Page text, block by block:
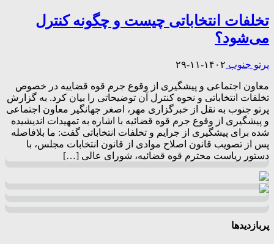
تخلفات انتخاباتی چیست و چگونه کنترل
می‌شود؟
پرتو جنوب ۱۴۰۲-۱۱-۲۹
معاون اجتماعی و پیشگیری از وقوع جرم قوه قضاییه در خصوص
تخلفات انتخاباتی و نحوه کنترل آن توضیحاتی را بیان کرد. به گزارش
پرتو جنوب به نقل از خبرگزاری مهر، اصغر جهانگیر معاون اجتماعی
و پیشگیری از وقوع جرم قوه قضائیه با اشاره به تمهیدات اندیشیده
شده برای پیشگیری از جرایم و تخلفات انتخاباتی گفت: ما بلافاصله
پس از تصویب قانون اصلاح موادی از قانون انتخابات مجلس، با
دستور ریاست محترم قوه قضائیه، شورای عالی […]
پربازدیدها